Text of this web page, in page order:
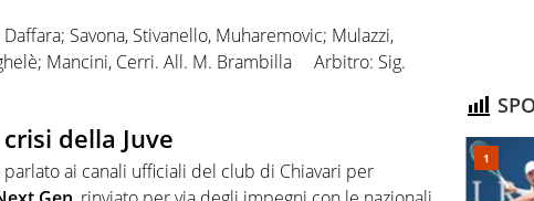
Daffara; Savona, Stivanello, Muharemovic; Mulazzi,
Mancini, Cerri. All. M. Brambilla Arbitro: Sig.
della Juve
parlato ai canali ufficiali del club di Chiavari per